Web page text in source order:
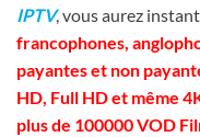
IPTV, vous aurez
francophones,
payantes et non
HD, Full HD et même
plus de 100000 VOD